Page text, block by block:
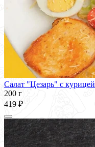
Салат "Цезарь" с курицей
200 г
419 ₽